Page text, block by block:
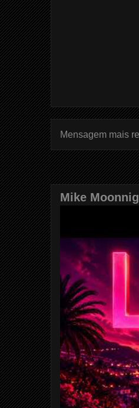
Mensagem mais
Mike